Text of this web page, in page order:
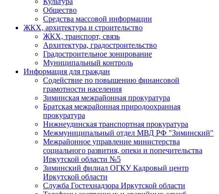
Общество
Средства массовой информации
ЖКХ, архитектура и строительство
ЖКХ, транспорт, связь
Архитектура, градостроительство
Градостроительное зонирование
Муниципальный контроль
Информация для граждан
Содействие по повышению финансовой
грамотности населения
Зиминская межрайонная прокуратура
Братская межрайонная природоохранная
прокуратура
Нижнеудинская транспортная прокуратура
Межмуниципальный отдел МВД РФ "Зиминский"
Межрайонное управление министерства
социального развития, опеки и попечительства
Иркутской области №5
Зиминский филиал ОГКУ Кадровый центр
Иркутской области
Служба Гостехнадзора Иркутской области